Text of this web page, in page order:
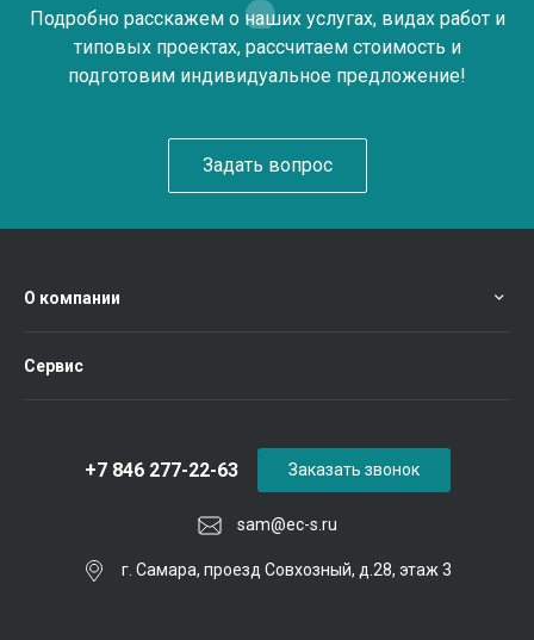
Подробно расскажем о наших услугах, видах работ и
типовых проектах, рассчитаем стоимость и
подготовим индивидуальное предложение!
Задать вопрос
О компании
Сервис
sam@ec-s.ru
+7 846 277-22-63
г. Самара, проезд Совхозный, д.28, этаж 3
Заказать звонок